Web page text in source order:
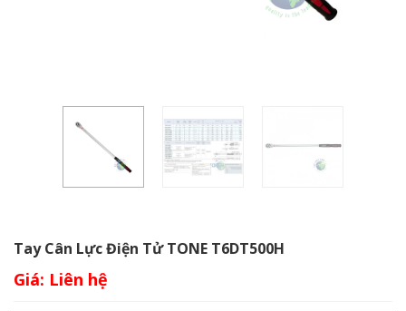
Tay Cân Lực Điện Tử TONE T6DT500H
Giá: